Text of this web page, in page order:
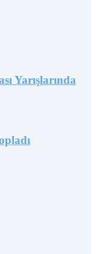
Yarışlarında